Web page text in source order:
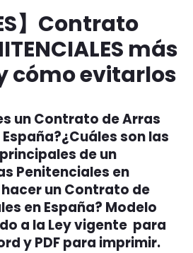
】Contrato
más
cómo evitarlos
un Contrato de Arras
son las
de un
Penitenciales en
un Contrato de
en España? Modelo
a la Ley vigente para
y PDF para imprimir.